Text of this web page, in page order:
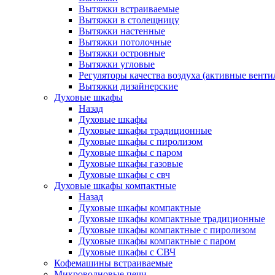
Вытяжки встраиваемые
Вытяжки в столещницу
Вытяжки настенные
Вытяжки потолочные
Вытяжки островные
Вытяжки угловые
Регуляторы качества воздуха (активные
Вытяжки дизайнерские
Духовые шкафы
Назад
Духовые шкафы
Духовые шкафы традиционные
Духовые шкафы с пиролизом
Духовые шкафы с паром
Духовые шкафы газовые
Духовые шкафы с свч
Духовые шкафы компактные
Назад
Духовые шкафы компактные
Духовые шкафы компактные традиционные
Духовые шкафы компактные с пиролизом
Духовые шкафы компактные с паром
Духовые шкафы с СВЧ
Кофемашины встраиваемые